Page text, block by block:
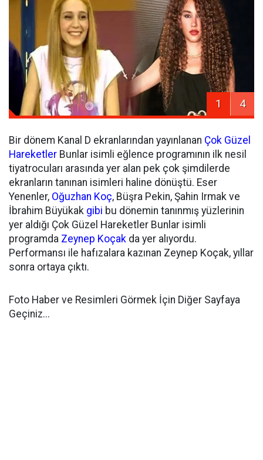
1 4
Bir dönem Kanal D ekranlarından yayınlanan Çok Güzel
Hareketler Bunlar isimli eğlence programının ilk nesil
tiyatrocuları arasında yer alan pek çok şimdilerde
ekranların tanınan isimleri haline dönüştü. Eser
Yenenler, Oğuzhan Koç, Büşra Pekin, Şahin Irmak ve
İbrahim Büyükak gibi bu dönemin tanınmış yüzlerinin
yer aldığı Çok Güzel Hareketler Bunlar isimli
programda Zeynep Koçak da yer alıyordu.
Performansı ile hafızalara kazınan Zeynep Koçak, yıllar
sonra ortaya çıktı.
Foto Haber ve Resimleri Görmek İçin Diğer Sayfaya
Geçiniz...